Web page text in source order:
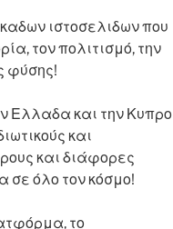
ιστοσελιδων που
τον πολιτισμό, την
φύσης!
Ελλαδα και την Κυπρο
και
και διάφορες
σε όλο τον κόσμο!
το